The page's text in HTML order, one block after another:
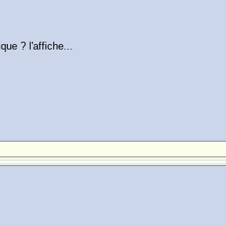
? l'affiche...